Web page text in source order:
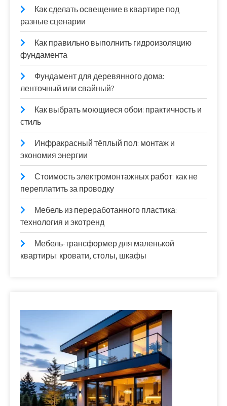
Как сделать освещение в квартире под
разные сценарии
Как правильно выполнить гидроизоляцию
фундамента
Фундамент для деревянного дома:
ленточный или свайный?
Как выбрать моющиеся обои: практичность и
стиль
Инфракрасный тёплый пол: монтаж и
экономия энергии
Стоимость электромонтажных работ: как не
переплатить за проводку
Мебель из переработанного пластика:
технология и экотренд
Мебель-трансформер для маленькой
квартиры: кровати, столы, шкафы